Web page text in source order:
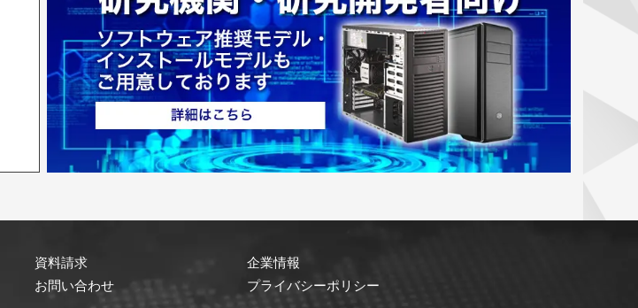
資料請求
お問い合わせ
企業情報
プライバシーポリシー